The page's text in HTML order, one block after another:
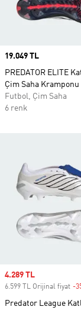
Price
19.049 TL
PREDATOR ELITE
Çim Saha Kramponu
Futbol, Çim Saha
6 renk
Sale price
4.289 TL
6.599 TL Orijinal fiyat -
Predator League